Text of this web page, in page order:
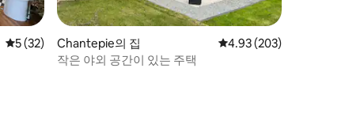
평점 5점(5점 만점), 후기 32개
5 (32)
Chantepie의 집 평점 4.93점(5점 만점),
4.93 (203)
작은 야외 공간이 있는 주택